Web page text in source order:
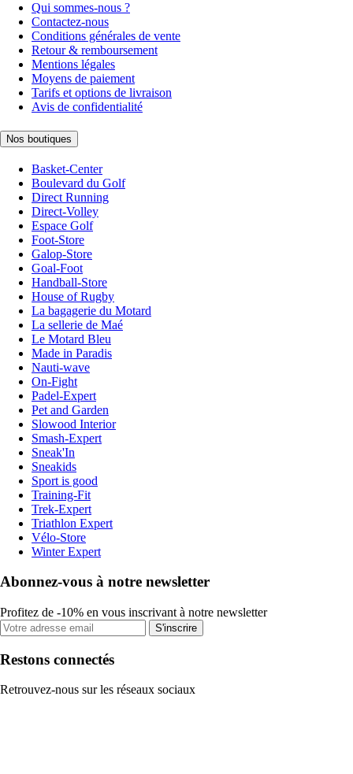
Qui sommes-nous ?
Contactez-nous
Conditions générales de vente
Retour & remboursement
Mentions légales
Moyens de paiement
Tarifs et options de livraison
Avis de confidentialité
Nos boutiques
Basket-Center
Boulevard du Golf
Direct Running
Direct-Volley
Espace Golf
Foot-Store
Galop-Store
Goal-Foot
Handball-Store
House of Rugby
La bagagerie du Motard
La sellerie de Maé
Le Motard Bleu
Made in Paradis
Nauti-wave
On-Fight
Padel-Expert
Pet and Garden
Slowood Interior
Smash-Expert
Sneak'In
Sneakids
Sport is good
Training-Fit
Trek-Expert
Triathlon Expert
Vélo-Store
Winter Expert
Abonnez-vous à notre newsletter
Profitez de -10% en vous inscrivant à notre newsletter
S'inscrire
Restons connectés
Retrouvez-nous sur les réseaux sociaux